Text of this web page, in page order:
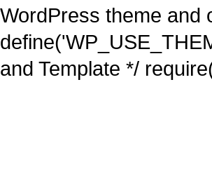
WordPress theme and
and Template */